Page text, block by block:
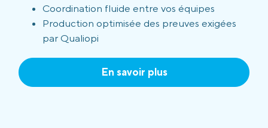
Coordination fluide entre vos équipes
Production optimisée des preuves exigées
par Qualiopi
En savoir plus